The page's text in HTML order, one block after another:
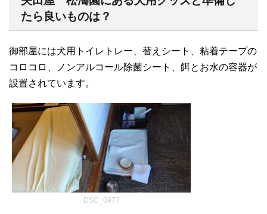
たら良いものは？
御部屋には犬用トイレトレー、替えシート、粘着テープの
コロコロ、ノンアルコール除菌シート、餌とお水の容器が
設置されています。
DSC_0977